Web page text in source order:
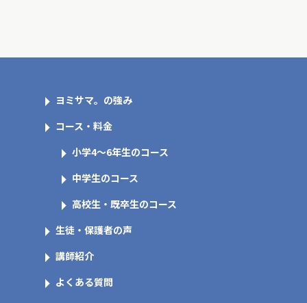
ヨミサマ。の強み
コース・料金
小学4～6年生のコース
中学生のコース
高校生・既卒生のコース
生徒・保護者の声
講師紹介
よくある質問